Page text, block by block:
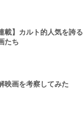
載】カルト的人気を誇る
たち
映画を考察してみた